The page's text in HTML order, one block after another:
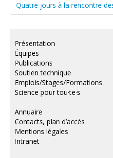
Quatre jours à la rencontre
Présentation
Équipes
Publications
Soutien technique
Emplois/Stages/Formations
Science pour tou·te·s
Annuaire
Contacts, plan d’accès
Mentions légales
Intranet